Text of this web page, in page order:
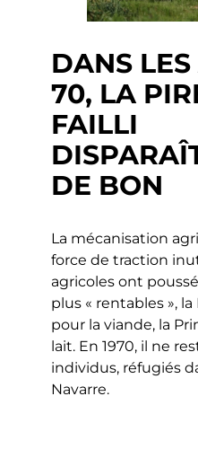
DANS
70, LA
FAILLI
DE BON
La mécanisation
force de traction
agricoles ont
plus « rentables »,
pour la viande, la
lait. En 1970, il ne
individus, réfugiés
Navarre.